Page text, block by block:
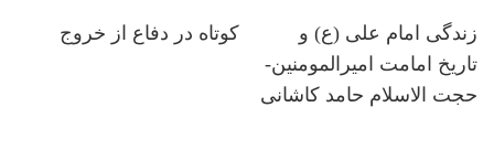
زندگی امام علی (ع) و
تاریخ امامت امیرالمومنین-
حجت الاسلام حامد کاشانی
کوتاه در دفاع از خروج